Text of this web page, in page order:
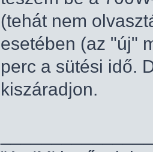
(tehát nem
esetében (az "új"
perc a sütési idő.
kiszáradjon.